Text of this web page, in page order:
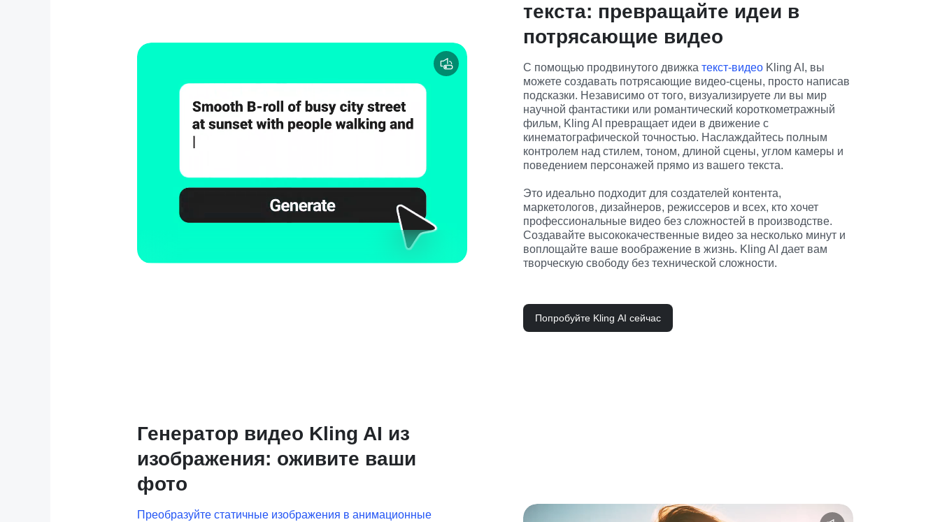
текста: превращайте идеи в
потрясающие видео
С помощью продвинутого движка текст-видео Kling AI, вы
можете создавать потрясающие видео-сцены, просто написав
подсказки. Независимо от того, визуализируете ли вы мир
научной фантастики или романтический короткометражный
фильм, Kling AI превращает идеи в движение с
кинематографической точностью. Наслаждайтесь полным
контролем над стилем, тоном, длиной сцены, углом камеры и
поведением персонажей прямо из вашего текста.
Это идеально подходит для создателей контента,
маркетологов, дизайнеров, режиссеров и всех, кто хочет
профессиональные видео без сложностей в производстве.
Создавайте высококачественные видео за несколько минут и
воплощайте ваше воображение в жизнь. Kling AI дает вам
творческую свободу без технической сложности.
Попробуйте Kling AI сейчас
Генератор видео Kling AI из
изображения: оживите ваши
фото
Преобразуйте статичные изображения в анимационные